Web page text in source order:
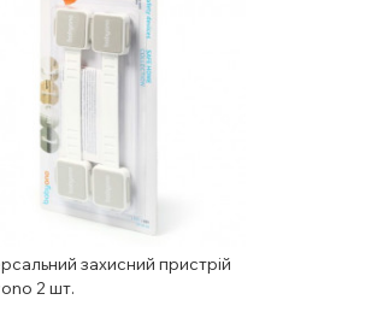
захисний пристрій
2 шт.